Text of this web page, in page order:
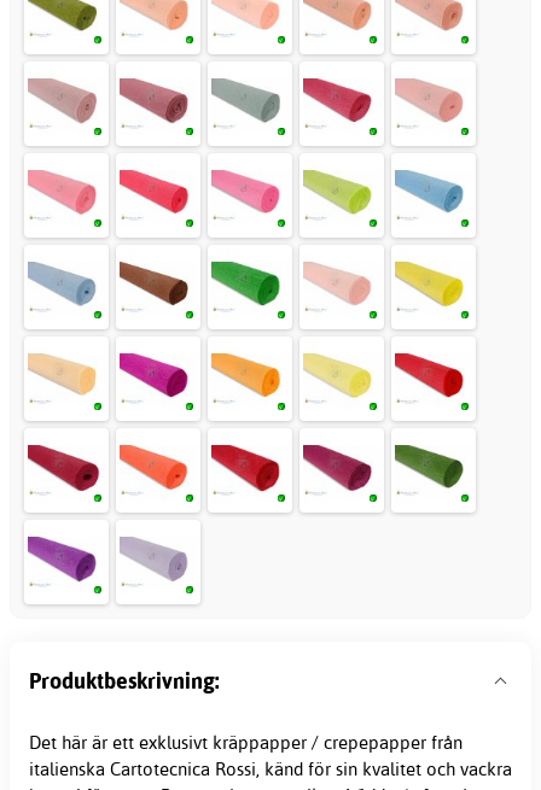
Produktbeskrivning:
Det här är ett exklusivt kräppapper / crepepapper från
italienska Cartotecnica Rossi, känd för sin kvalitet och vackra